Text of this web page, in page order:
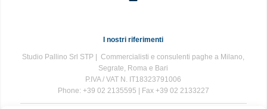
I nostri riferimenti
Studio Pallino Srl STP | Commercialisti e consulenti paghe a Milano,
Segrate, Roma e Bari
P.IVA / VAT N. IT18323791006
Phone: +39 02 2135595 | Fax +39 02 2133227